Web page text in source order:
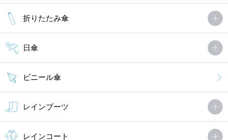
折りたたみ傘
日傘
ビニール傘
レインブーツ
レインコート